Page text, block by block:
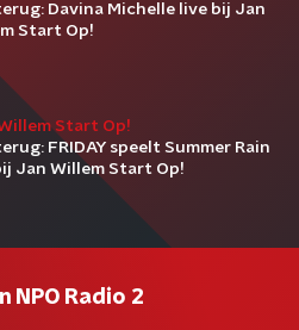
Davina Michelle live bij Jan
Start Op!
Start Op!
FRIDAY speelt Summer Rain
Jan Willem Start Op!
NPO Radio 2